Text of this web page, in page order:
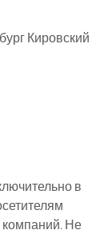
Кировский
в
компаний. Не